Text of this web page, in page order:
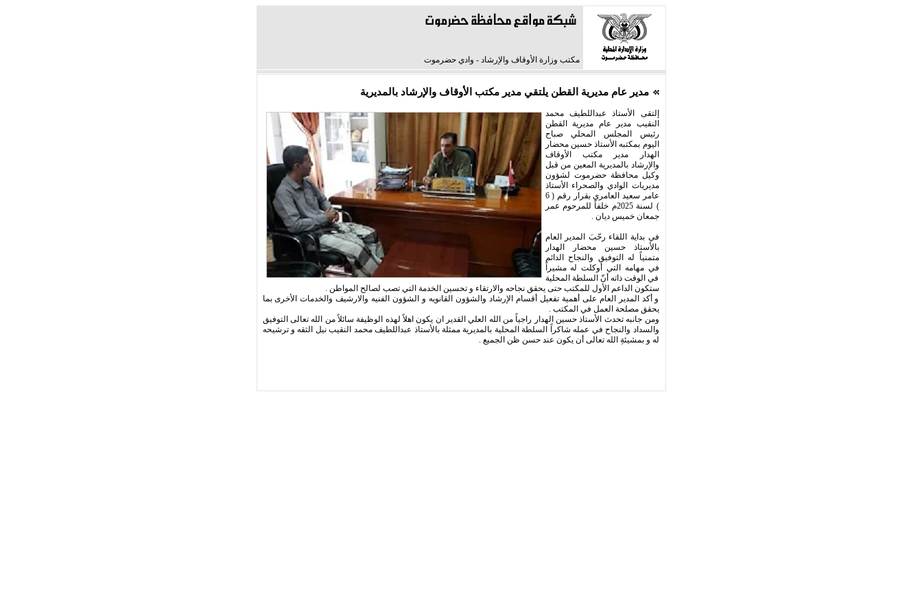
مكتب وزارة الأوقاف والإرشاد - وادي حضرموت
مدير عام مديرية القطن يلتقي مدير مكتب الأوقاف والإرشاد بالمديرية
إلتقى الأستاذ عبداللطيف محمد
النقيب مدير عام مديرية القطن
رئيس المجلس المحلي صباح
اليوم بمكتبه الأستاذ حسين محضار
الهدار مدير مكتب الأوقاف
والإرشاد بالمديرية المعين من قبل
وكيل محافظة حضرموت لشؤون
مديريات الوادي والصحراء الأستاذ
عامر سعيد العامري بقرار رقم ( 6
) لسنة 2025م خلفاً للمرحوم عمر
جمعان خميس ديان .
في بداية اللقاء رحّبَ المدير العام
بالأستاذ حسين محضار الهدار
متمنياً له التوفيق والنجاح الدائم
في مهامه التي أوكلت له مشيراً
في الوقت ذاته أنّ السلطة المحلية
ستكون الداعم الأول للمكتب حتى يحقق نجاحه والارتقاء و تحسين الخدمة التي تصب لصالح المواطن .
و أكد المدير العام على أهمية تفعيل أقسام الإرشاد والشؤون القانويه و الشؤون الفنيه والارشيف والخدمات الأخرى بما
يحقق مصلحة العمل في المكتب .
ومن جانبه تحدث الأستاذ حسين الهدار راجياً من الله العلي القدير ان يكون اهلاً لهذه الوظيفة سائلاً من الله تعالى التوفيق
والسداد والنجاح في عمله شاكراً السلطة المحلية بالمديرية ممثلة بالأستاذ عبداللطيف محمد النقيب نيل الثقه و ترشيحه
له و بمشيئةِ الله تعالى أن يكون عند حسن ظن الجميع .